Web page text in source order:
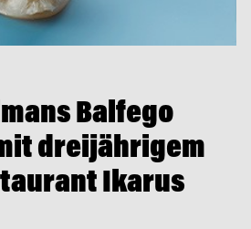
Balfego
dreijährigem
Ikarus